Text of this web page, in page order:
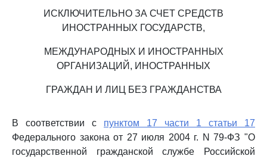
ИСКЛЮЧИТЕЛЬНО ЗА СЧЕТ СРЕДСТВ
ИНОСТРАННЫХ ГОСУДАРСТВ,
МЕЖДУНАРОДНЫХ И ИНОСТРАННЫХ
ОРГАНИЗАЦИЙ, ИНОСТРАННЫХ
ГРАЖДАН И ЛИЦ БЕЗ ГРАЖДАНСТВА
В соответствии с пунктом 17 части 1 статьи 17
Федерального закона от 27 июля 2004 г. N 79-ФЗ "О
государственной гражданской службе Российской